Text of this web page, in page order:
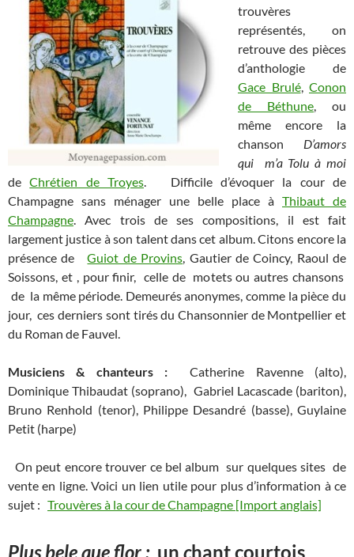
trouvères
représentés, on
retrouve des pièces
d’anthologie de
Gace Brulé, Conon
de Béthune, ou
même encore la
chanson D’amors
qui m’a Tolu à moi
deChrétien de Troyes. Difficile d’évoquer la cour de
Champagne sans ménager une belle place à Thibaut de
Champagne. Avec trois de ses compositions, il est fait
largement justice à son talent dans cet album. Citons encore la
présence deGuiot de Provins, Gautier de Coincy, Raoul de
Soissons, et , pour finir, celle de motets ou autres chansons
de la même période. Demeurés anonymes, comme la pièce du
jour, ces derniers sont tirés du Chansonnier de Montpellier et
du Roman de Fauvel.
Musiciens & chanteurs :Catherine Ravenne (alto),
Dominique Thibaudat (soprano), Gabriel Lacascade (bariton),
Bruno Renhold (tenor), Philippe Desandré (basse), Guylaine
Petit (harpe)
On peut encore trouver ce bel album sur quelques sites de
vente en ligne. Voici un lien utile pour plus d’information à ce
sujet : Trouvères à la cour de Champagne [Import anglais]
Plus bele que flor : un chant courtois